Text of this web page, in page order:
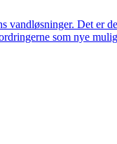
vandløsninger. Det er
som nye